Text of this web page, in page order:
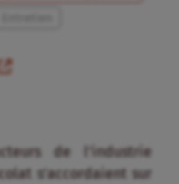
de l’industrie
s’accordaient sur